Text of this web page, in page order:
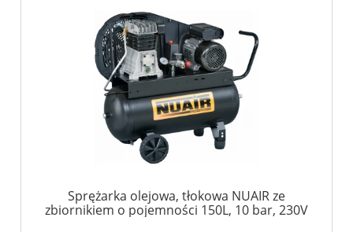
Sprężarka olejowa, tłokowa NUAIR ze
zbiornikiem o pojemności 150L, 10 bar, 230V